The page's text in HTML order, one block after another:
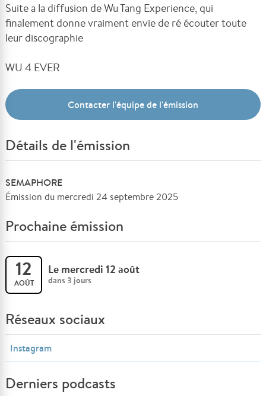
Suite a la diffusion de Wu Tang Experience, qui
finalement donne vraiment envie de ré écouter toute
leur discographie
WU 4 EVER
Contacter l'équipe de l'émission
Détails de l'émission
SEMAPHORE
Émission du mercredi 24 septembre 2025
Prochaine émission
12
AOÛT
Le mercredi 12 août
dans 3 jours
Réseaux sociaux
Instagram
Derniers podcasts